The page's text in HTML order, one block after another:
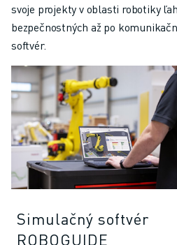
svoje projekty v oblasti robotiky
bezpečnostných až po
softvér.
Simulačný softvér
ROBOGUIDE